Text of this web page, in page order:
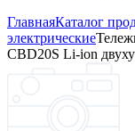
ГлавнаяКаталог
электрические
CBD20S Li-ion